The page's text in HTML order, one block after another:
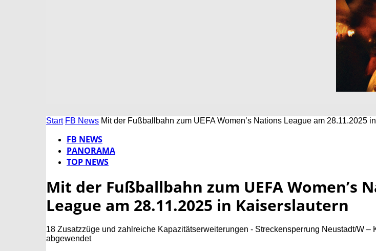
Start FB News Mit der Fußballbahn zum UEFA Women’s Nations League am 28.11.2025
FB NEWS
PANORAMA
TOP NEWS
Mit der Fußballbahn zum UEFA Women’s
League am 28.11.2025 in Kaiserslautern
18 Zusatzzüge und zahlreiche Kapazitätserweiterungen - Streckensperrung Neustadt/W –
abgewendet